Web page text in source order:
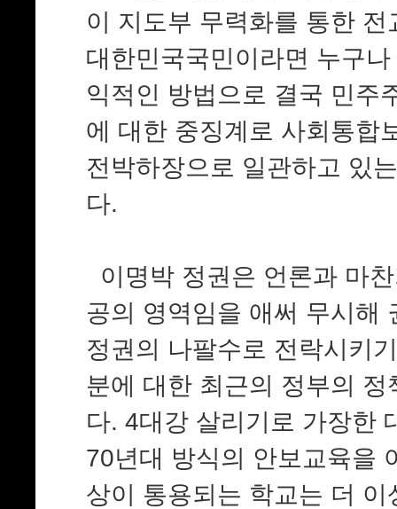
이 지도부 무력화를 통한
대한민국국민이라면 누구
익적인 방법으로 결국 민주
에 대한 중징계로 사회통합
전박하장으로 일관하고 있
다.
이명박 정권은 언론과 마
공의 영역임을 애써 무시해
정권의 나팔수로 전락시키
분에 대한 최근의 정부의
다. 4대강 살리기로 가장한
70년대 방식의 안보교육을
상이 통용되는 학교는 더